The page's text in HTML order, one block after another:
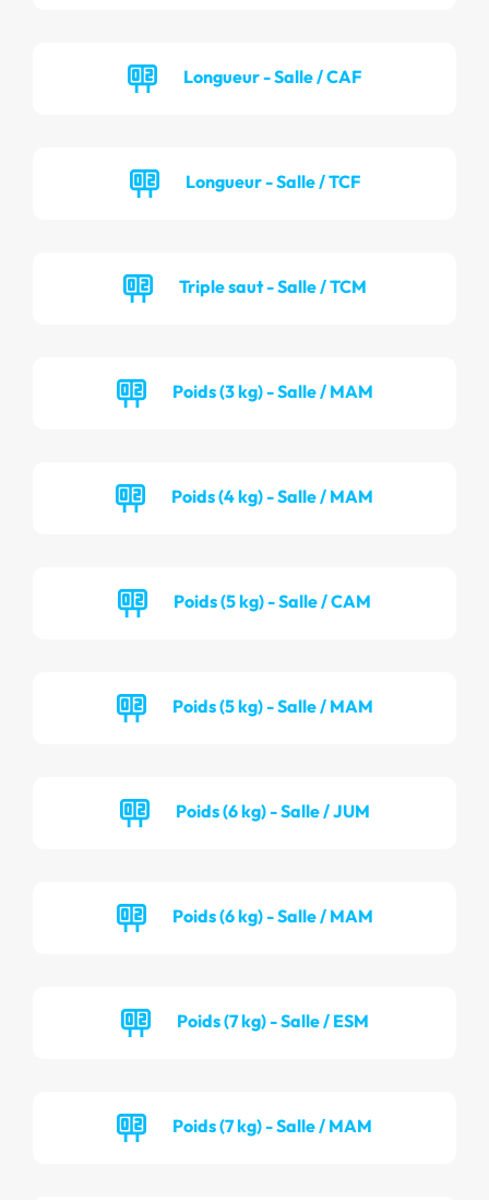
Longueur - Salle / CAF
Longueur - Salle / TCF
Triple saut - Salle / TCM
Poids (3 kg) - Salle / MAM
Poids (4 kg) - Salle / MAM
Poids (5 kg) - Salle / CAM
Poids (5 kg) - Salle / MAM
Poids (6 kg) - Salle / JUM
Poids (6 kg) - Salle / MAM
Poids (7 kg) - Salle / ESM
Poids (7 kg) - Salle / MAM